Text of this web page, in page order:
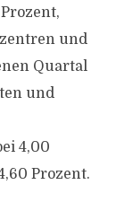
und
Quartal
und
4,00
Prozent.